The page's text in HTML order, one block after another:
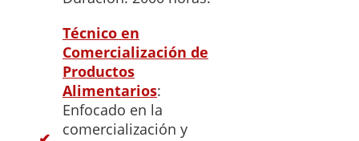
Técnico en
Comercialización de
Productos
Alimentarios:
Enfocado en la
comercialización y